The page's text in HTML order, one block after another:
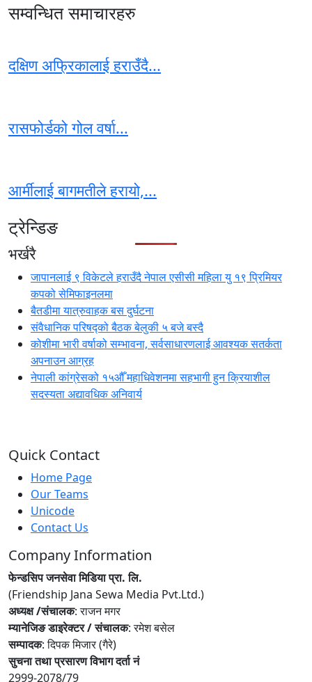
सम्वन्धित समाचारहरु
दक्षिण अफ्रिकालाई हराउँदै...
रासफोर्डको गोल वर्षा...
आर्मीलाई बागमतीले हरायो,...
ट्रेन्डिङ
भर्खरै
जापानलाई ९ विकेटले हराउँदै नेपाल एसीसी महिला यु १९ प्रिमियर
कपको सेमिफाइनलमा
बैतडीमा यात्रुवाहक बस दुर्घटना
संवैधानिक परिषद्को बैठक बेलुकी ५ बजे बस्दै
कोशीमा भारी वर्षाको सम्भावना, सर्वसाधारणलाई आवश्यक सतर्कता
अपनाउन आग्रह
नेपाली कांग्रेसको १५औँ महाधिवेशनमा सहभागी हुन क्रियाशील
सदस्यता अद्यावधिक अनिवार्य
Quick Contact
Home Page
Our Teams
Unicode
Contact Us
Company Information
फेन्डसिप जनसेवा मिडिया प्रा. लि.
(Friendship Jana Sewa Media Pvt.Ltd.)
अध्यक्ष /संचालक: राजन मगर
म्यानेजिङ डाइरेक्टर / संचालक: रमेश बसेल
सम्पादक: दिपक मिजार (गैरे)
सुचना तथा प्रसारण विभाग दर्ता नं
2999-2078/79